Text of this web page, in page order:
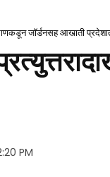
जॉर्डनसह आखाती
PM